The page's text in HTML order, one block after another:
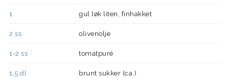
1 gul løk liten, finhakket
2 ss olivenolje
1-2 ss tomatpuré
1,5 dl brunt sukker (ca.)